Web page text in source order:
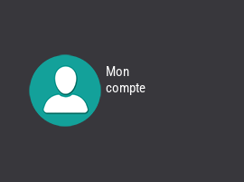
Mon
compte